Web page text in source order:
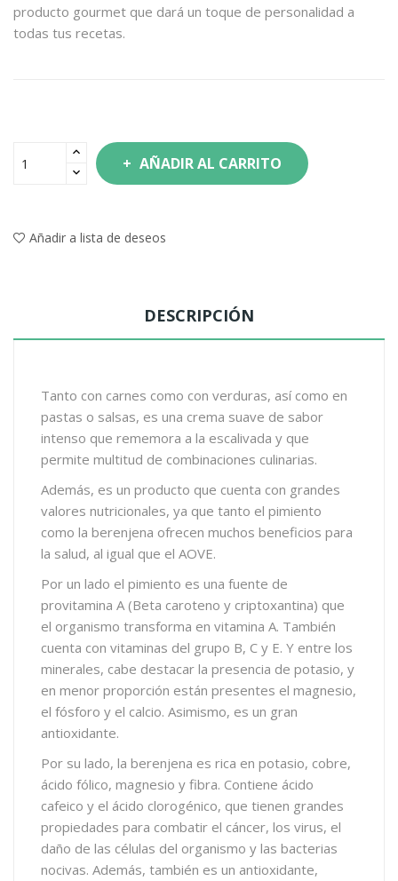
producto gourmet que dará un toque de personalidad a
todas tus recetas.
AÑADIR AL CARRITO
Añadir a lista de deseos
DESCRIPCIÓN
Tanto con carnes como con verduras, así como en
pastas o salsas, es una crema suave de sabor
intenso que rememora a la escalivada y que
permite multitud de combinaciones culinarias.
Además, es un producto que cuenta con grandes
valores nutricionales, ya que tanto el pimiento
como la berenjena ofrecen muchos beneficios para
la salud, al igual que el AOVE.
Por un lado el pimiento es una fuente de
provitamina A (Beta caroteno y criptoxantina) que
el organismo transforma en vitamina A. También
cuenta con vitaminas del grupo B, C y E. Y entre los
minerales, cabe destacar la presencia de potasio, y
en menor proporción están presentes el magnesio,
el fósforo y el calcio. Asimismo, es un gran
antioxidante.
Por su lado, la berenjena es rica en potasio, cobre,
ácido fólico, magnesio y fibra. Contiene ácido
cafeico y el ácido clorogénico, que tienen grandes
propiedades para combatir el cáncer, los virus, el
daño de las células del organismo y las bacterias
nocivas. Además, también es un antioxidante,